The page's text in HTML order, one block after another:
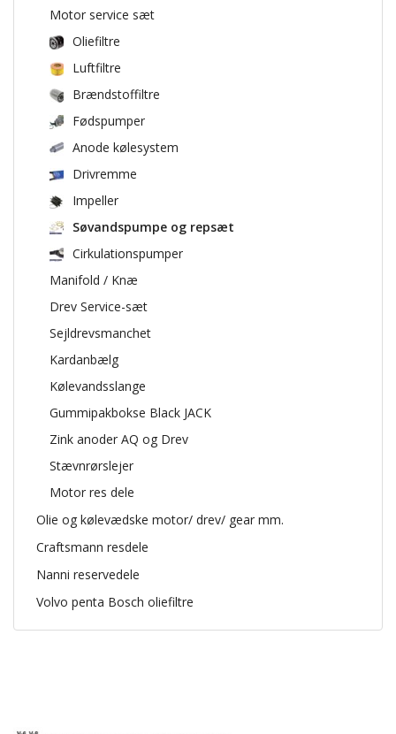
Motor service sæt
Oliefiltre
Luftfiltre
Brændstoffiltre
Fødspumper
Anode kølesystem
Drivremme
Impeller
Søvandspumpe og repsæt
Cirkulationspumper
Manifold / Knæ
Drev Service-sæt
Sejldrevsmanchet
Kardanbælg
Kølevandsslange
Gummipakbokse Black JACK
Zink anoder AQ og Drev
Stævnrørslejer
Motor res dele
Olie og kølevædske motor/ drev/ gear mm.
Craftsmann resdele
Nanni reservedele
Volvo penta Bosch oliefiltre